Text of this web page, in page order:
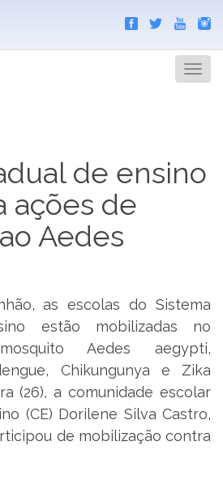
Menu
de ensino
ações de
Aedes
as escolas do Sistema
estão mobilizadas no
Aedes aegypti,
Chikungunya e Zika
(26), a comunidade escolar
(CE) Dorilene Silva Castro,
de mobilização contra